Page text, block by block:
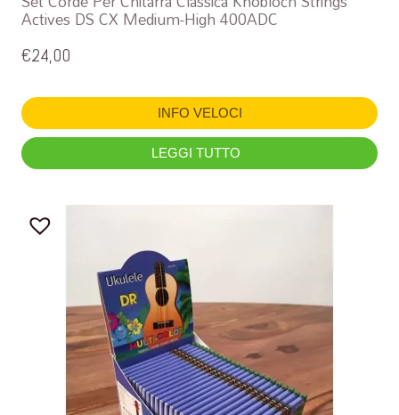
Actives DS CX Medium-High 400ADC
€24,00
INFO VELOCI
LEGGI TUTTO